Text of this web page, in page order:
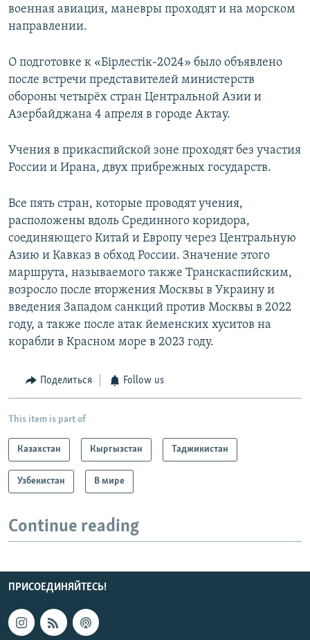
военная авиация, маневры проходят и на морском
направлении.
О подготовке к «Бірлестік-2024» было объявлено
после встречи представителей министерств
обороны четырёх стран Центральной Азии и
Азербайджана 4 апреля в городе Актау.
Учения в прикаспийской зоне проходят без участия
России и Ирана, двух прибрежных государств.
Все пять стран, которые проводят учения,
расположены вдоль Срединного коридора,
соединяющего Китай и Европу через Центральную
Азию и Кавказ в обход России. Значение этого
маршрута, называемого также Транскаспийским,
возросло после вторжения Москвы в Украину и
введения Западом санкций против Москвы в 2022
году, а также после атак йеменских хуситов на
корабли в Красном море в 2023 году.
Поделиться Follow us
This item is part of
Казахстан Кыргызстан Таджикистан
Узбекистан В мире
Continue reading
ПРИСОЕДИНЯЙТЕСЬ!